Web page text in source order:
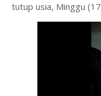
tutup usia, Minggu